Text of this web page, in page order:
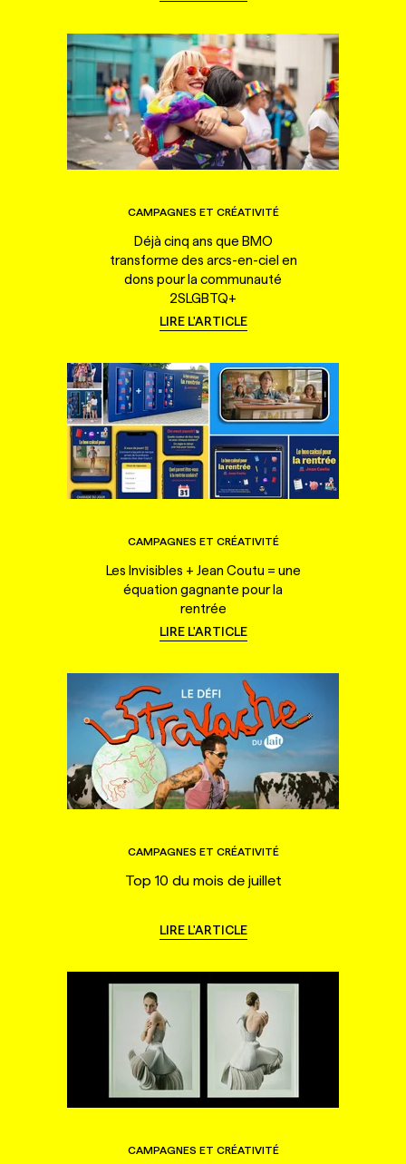
CAMPAGNES ET CRÉATIVITÉ
Déjà cinq ans que BMO
transforme des arcs-en-ciel en
dons pour la communauté
2SLGBTQ+
LIRE L'ARTICLE
CAMPAGNES ET CRÉATIVITÉ
Les Invisibles + Jean Coutu = une
équation gagnante pour la
rentrée
LIRE L'ARTICLE
CAMPAGNES ET CRÉATIVITÉ
Top 10 du mois de juillet
LIRE L'ARTICLE
CAMPAGNES ET CRÉATIVITÉ